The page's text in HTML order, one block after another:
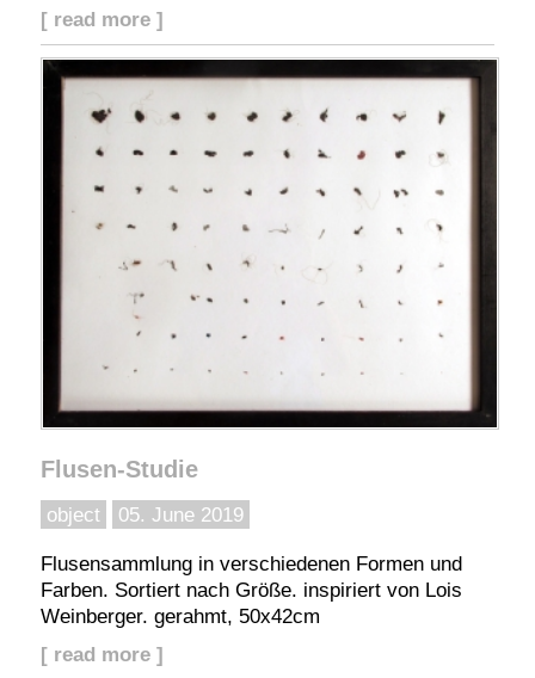
[ read more ]
Flusen-Studie
object 05. June 2019
Flusensammlung in verschiedenen Formen und
Farben. Sortiert nach Größe. inspiriert von Lois
Weinberger. gerahmt, 50x42cm
[ read more ]